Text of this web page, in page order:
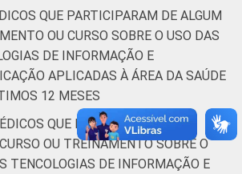
DE
Pública
UBS 12 88
Não UBS
Até 35
anos
De 36 a 50
anos
29 70
QUE PARTICIPARAM DE ALGUM
OU CURSO SOBRE O USO DAS
DE INFORMAÇÃO E
APLICADAS À ÁREA DA SAÚDE
12 MESES
QUE PARTICIPARAM DE
OU TREINAMENTO SOBRE O
TENCOLOGIAS DE INFORMAÇÃO E